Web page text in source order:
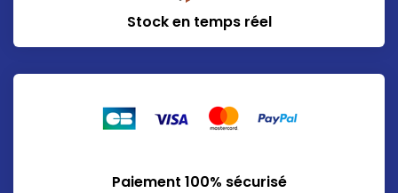
Stock en temps réel
Paiement 100% sécurisé